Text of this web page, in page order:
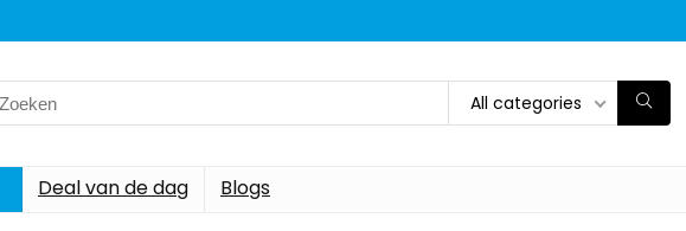
All categories
Deal van de dag Blogs